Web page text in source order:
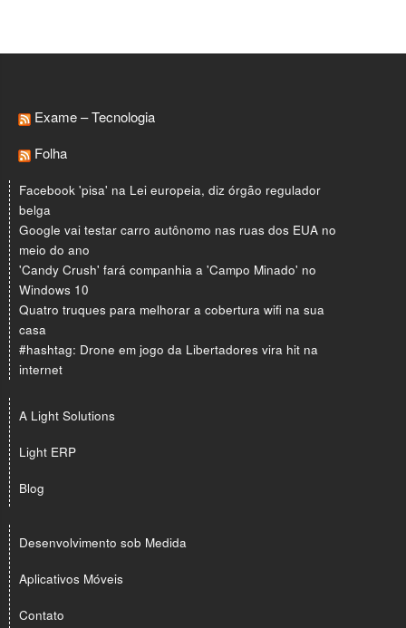
Exame – Tecnologia
Folha
Facebook 'pisa' na Lei europeia, diz órgão regulador
belga
Google vai testar carro autônomo nas ruas dos EUA no
meio do ano
'Candy Crush' fará companhia a 'Campo Minado' no
Windows 10
Quatro truques para melhorar a cobertura wifi na sua
casa
#hashtag: Drone em jogo da Libertadores vira hit na
internet
A Light Solutions
Light ERP
Blog
Desenvolvimento sob Medida
Aplicativos Móveis
Contato